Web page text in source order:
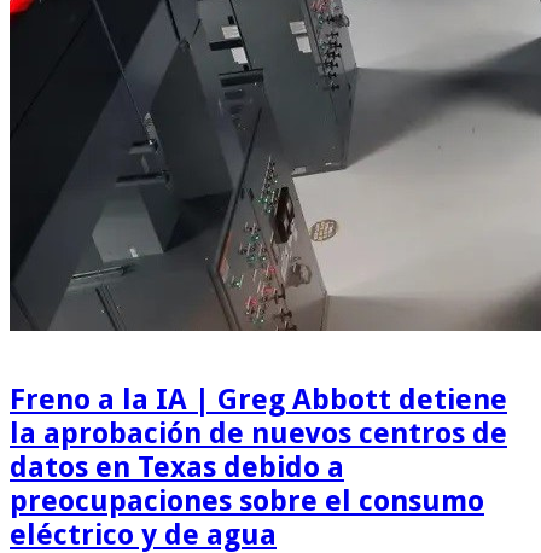
Freno a la IA | Greg Abbott detiene
la aprobación de nuevos centros de
datos en Texas debido a
preocupaciones sobre el consumo
eléctrico y de agua